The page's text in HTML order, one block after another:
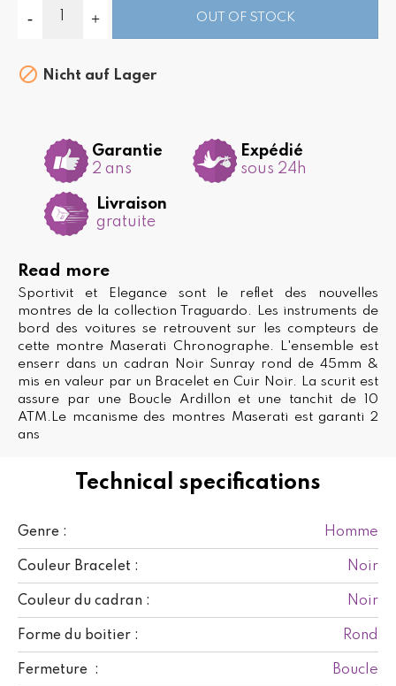
Technical specifications
Genre : Homme
Couleur Bracelet : Noir
Couleur du cadran : Noir
Forme du boitier : Rond
Fermeture : Boucle
OUT OF STOCK
 Nicht auf Lager
Garantie
2 ans
Expédié
sous 24h
Livraison
gratuite
Read more
Sportivit et Elegance sont le reflet des nouvelles
montres de la collection Traguardo. Les instruments de
bord des voitures se retrouvent sur les compteurs de
cette montre Maserati Chronographe. L'ensemble est
enserr dans un cadran Noir Sunray rond de 45mm &
mis en valeur par un Bracelet en Cuir Noir. La scurit est
assure par une Boucle Ardillon et une tanchit de 10
ATM.Le mcanisme des montres Maserati est garanti 2
ans